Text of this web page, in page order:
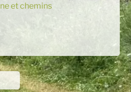
et chemins